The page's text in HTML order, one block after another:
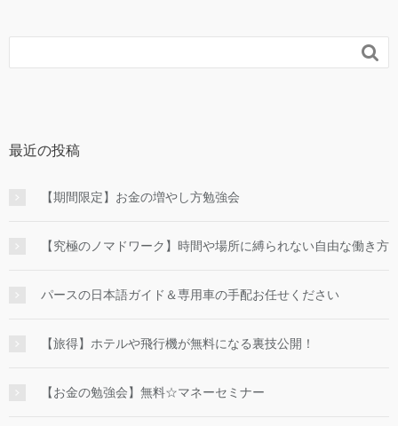

最近の投稿
【期間限定】お金の増やし方勉強会
【究極のノマドワーク】時間や場所に縛られない自由な働き方
パースの日本語ガイド＆専用車の手配お任せください
【旅得】ホテルや飛行機が無料になる裏技公開！
【お金の勉強会】無料☆マネーセミナー